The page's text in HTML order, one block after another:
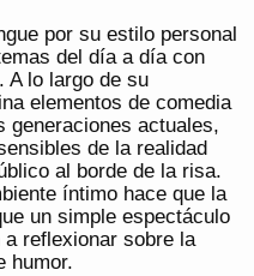
por su estilo personal
del día a día con
A lo largo de su
elementos de comedia
generaciones actuales,
de la realidad
al borde de la risa.
íntimo hace que la
un simple espectáculo
reflexionar sobre la
humor.